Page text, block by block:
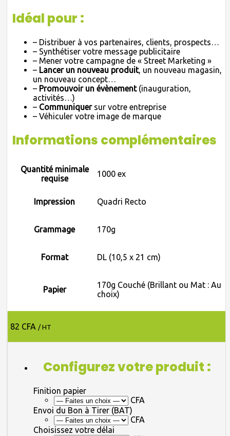
Idéal pour :
– Distribuer à vos partenaires, clients, prospects…
– Synthétiser votre message publicitaire
– Mener votre campagne de « Street Marketing »
– Lancer un nouveau produit, un nouveau magasin,
un nouveau concept…
– Promouvoir un évènement(inauguration,
activités…)
– Communiquersur votre entreprise
– Véhiculer votre image de marque
Informations complémentaires
Quantité minimale
requise
1000 ex
Impression Quadri Recto
Grammage 170g
Format DL (10,5 x 21 cm)
Papier
170g Couché (Brillant ou Mat : Au
choix)
82 CFA / HT
Configurez votre produit :
Finition papier
CFA
Envoi du Bon à Tirer (BAT)
CFA
Choisissez votre délai